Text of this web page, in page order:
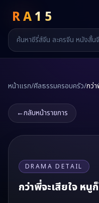
RA15
หน้าแรก/ศีลธรรมครอบครัว/กว่า
←กลับหน้ารายการ
DRAMA DETAIL
กว่าพี่จะเสียใจ หนู